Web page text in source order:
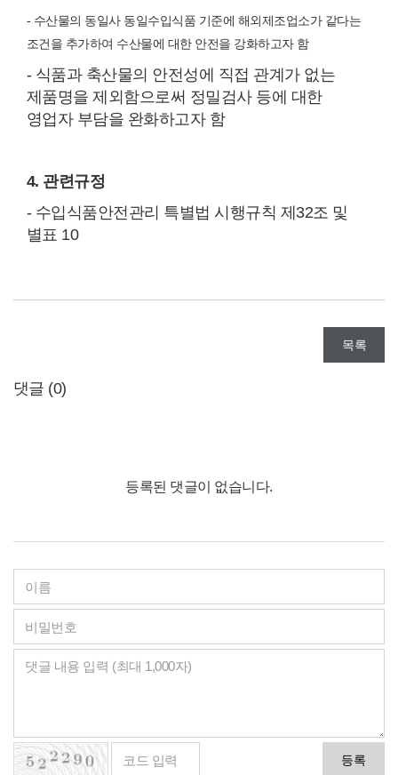
- 수산물의 동일사 동일수입식품 기준에 해외제조업소가 같다는
조건을 추가하여 수산물에 대한 안전을 강화하고자 함
- 식품과 축산물의 안전성에 직접 관계가 없는
제품명을 제외함으로써 정밀검사 등에 대한
영업자 부담을 완화하고자 함
4. 관련규정
- 수입식품안전관리 특별법 시행규칙 제32조 및
별표 10
목록
댓글 (0)
등록된 댓글이 없습니다.
등록